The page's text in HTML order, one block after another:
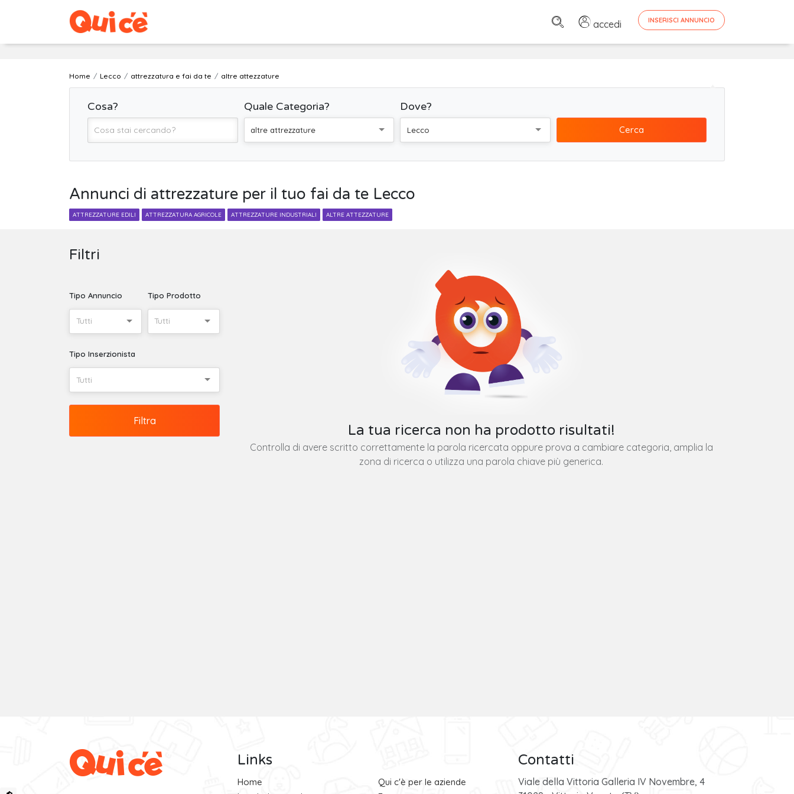
accedi INSERISCI ANNUNCIO
Home Lecco attrezzatura e fai da te altre attezzature
Cosa? Quale Categoria?
altre attrezzature
Dove?
Lecco Cerca
Annunci di attrezzature per il tuo fai da te Lecco
ATTREZZATURE EDILI ATTREZZATURA AGRICOLE ATTREZZATURE INDUSTRIALI ALTRE ATTEZZATURE
Filtri
Tipo Annuncio
Tutti
Tipo Prodotto
Tutti
Tipo Inserzionista
Tutti
Filtra
La tua ricerca non ha prodotto risultati!
Controlla di avere scritto correttamente la parola ricercata oppure prova a cambiare categoria, amplia la
zona di ricerca o utilizza una parola chiave più generica.
Links
Home
Qui c'è per le aziende
Contatti
Viale della Vittoria Galleria IV Novembre, 4